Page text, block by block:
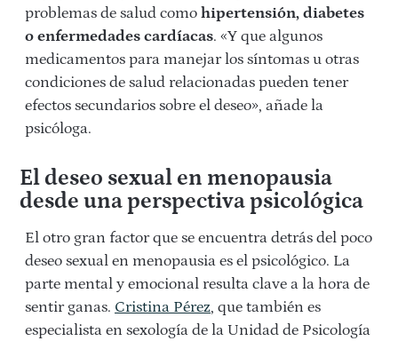
problemas de salud como hipertensión, diabetes
o enfermedades cardíacas. «Y que algunos
medicamentos para manejar los síntomas u otras
condiciones de salud relacionadas pueden tener
efectos secundarios sobre el deseo», añade la
psicóloga.
El deseo sexual en menopausia
desde una perspectiva psicológica
El otro gran factor que se encuentra detrás del poco
deseo sexual en menopausia es el psicológico. La
parte mental y emocional resulta clave a la hora de
sentir ganas. Cristina Pérez, que también es
especialista en sexología de la Unidad de Psicología